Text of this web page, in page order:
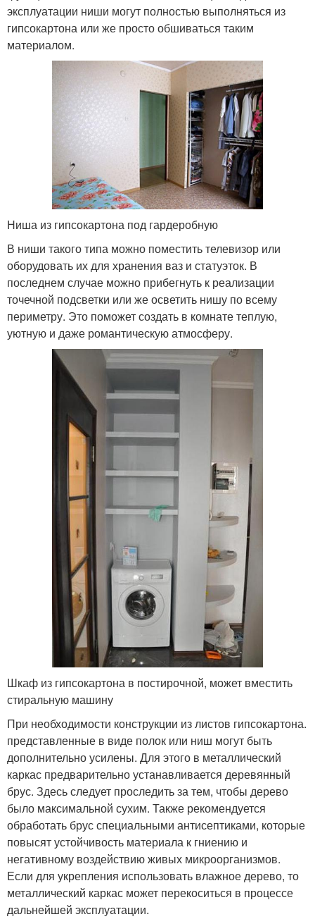
эксплуатации ниши могут полностью выполняться из
гипсокартона или же просто обшиваться таким
материалом.
Ниша из гипсокартона под гардеробную
В ниши такого типа можно поместить телевизор или
оборудовать их для хранения ваз и статуэток. В
последнем случае можно прибегнуть к реализации
точечной подсветки или же осветить нишу по всему
периметру. Это поможет создать в комнате теплую,
уютную и даже романтическую атмосферу.
Шкаф из гипсокартона в постирочной, может вместить
стиральную машину
При необходимости конструкции из листов гипсокартона.
представленные в виде полок или ниш могут быть
дополнительно усилены. Для этого в металлический
каркас предварительно устанавливается деревянный
брус. Здесь следует проследить за тем, чтобы дерево
было максимальной сухим. Также рекомендуется
обработать брус специальными антисептиками, которые
повысят устойчивость материала к гниению и
негативному воздействию живых микроорганизмов.
Если для укрепления использовать влажное дерево, то
металлический каркас может перекоситься в процессе
дальнейшей эксплуатации.